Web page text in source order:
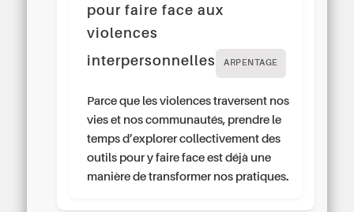
pour faire face aux
violences
interpersonnelles
ARPENTAGE
Parce que les violences traversent nos
vies et nos communautés, prendre le
temps d’explorer collectivement des
outils pour y faire face est déjà une
manière de transformer nos pratiques.